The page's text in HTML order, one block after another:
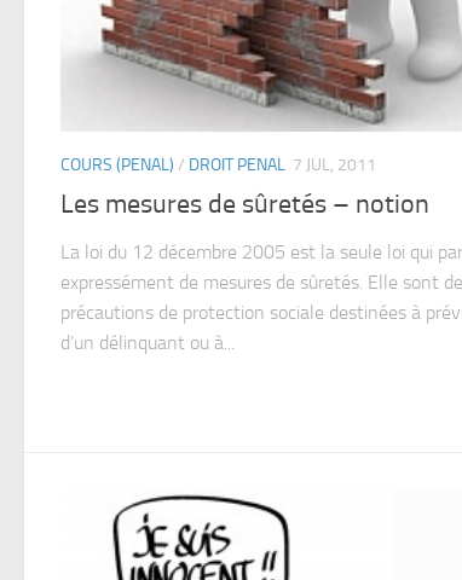
COURS (PENAL) / DROIT PENAL 7 JUL, 2011
Les mesures de sûretés – notion
La loi du 12 décembre 2005 est la seule loi qui
expressément de mesures de sûretés. Elle sont
précautions de protection sociale destinées à
d’un délinquant ou à...